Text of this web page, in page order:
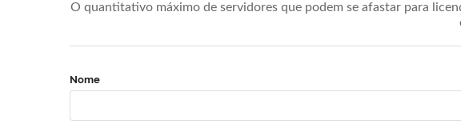
O quantitativo máximo de servidores que podem se afastar para
Nome